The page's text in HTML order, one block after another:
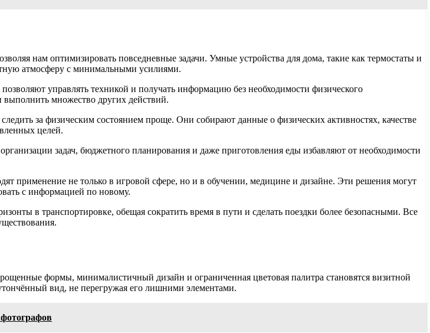
нам оптимизировать повседневные задачи. Умные устройства для дома, такие как термостаты и
атмосферу с минимальными усилиями.
управлять техникой и получать информацию без необходимости физического
выполнить множество других действий.
за физическим состоянием проще. Они собирают данные о физических активностях, качестве
целей.
задач, бюджетного планирования и даже приготовления еды избавляют от необходимости
применение не только в игровой сфере, но и в обучении, медицине и дизайне. Эти решения могут
с информацией по новому.
в транспортировке, обещая сократить время в пути и сделать поездки более безопасными. Все
формы, минималистичный дизайн и ограниченная цветовая палитра становятся визитной
вид, не перегружая его лишними элементами.